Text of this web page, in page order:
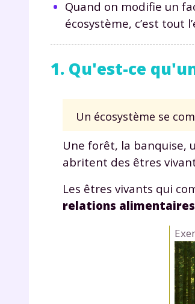
Quand on modifie un
écosystème, c’est tout
1. Qu'est-ce
Un écosystème se
Une forêt, la banquise,
abritent des êtres
Les êtres vivants qui
relations alimentaires